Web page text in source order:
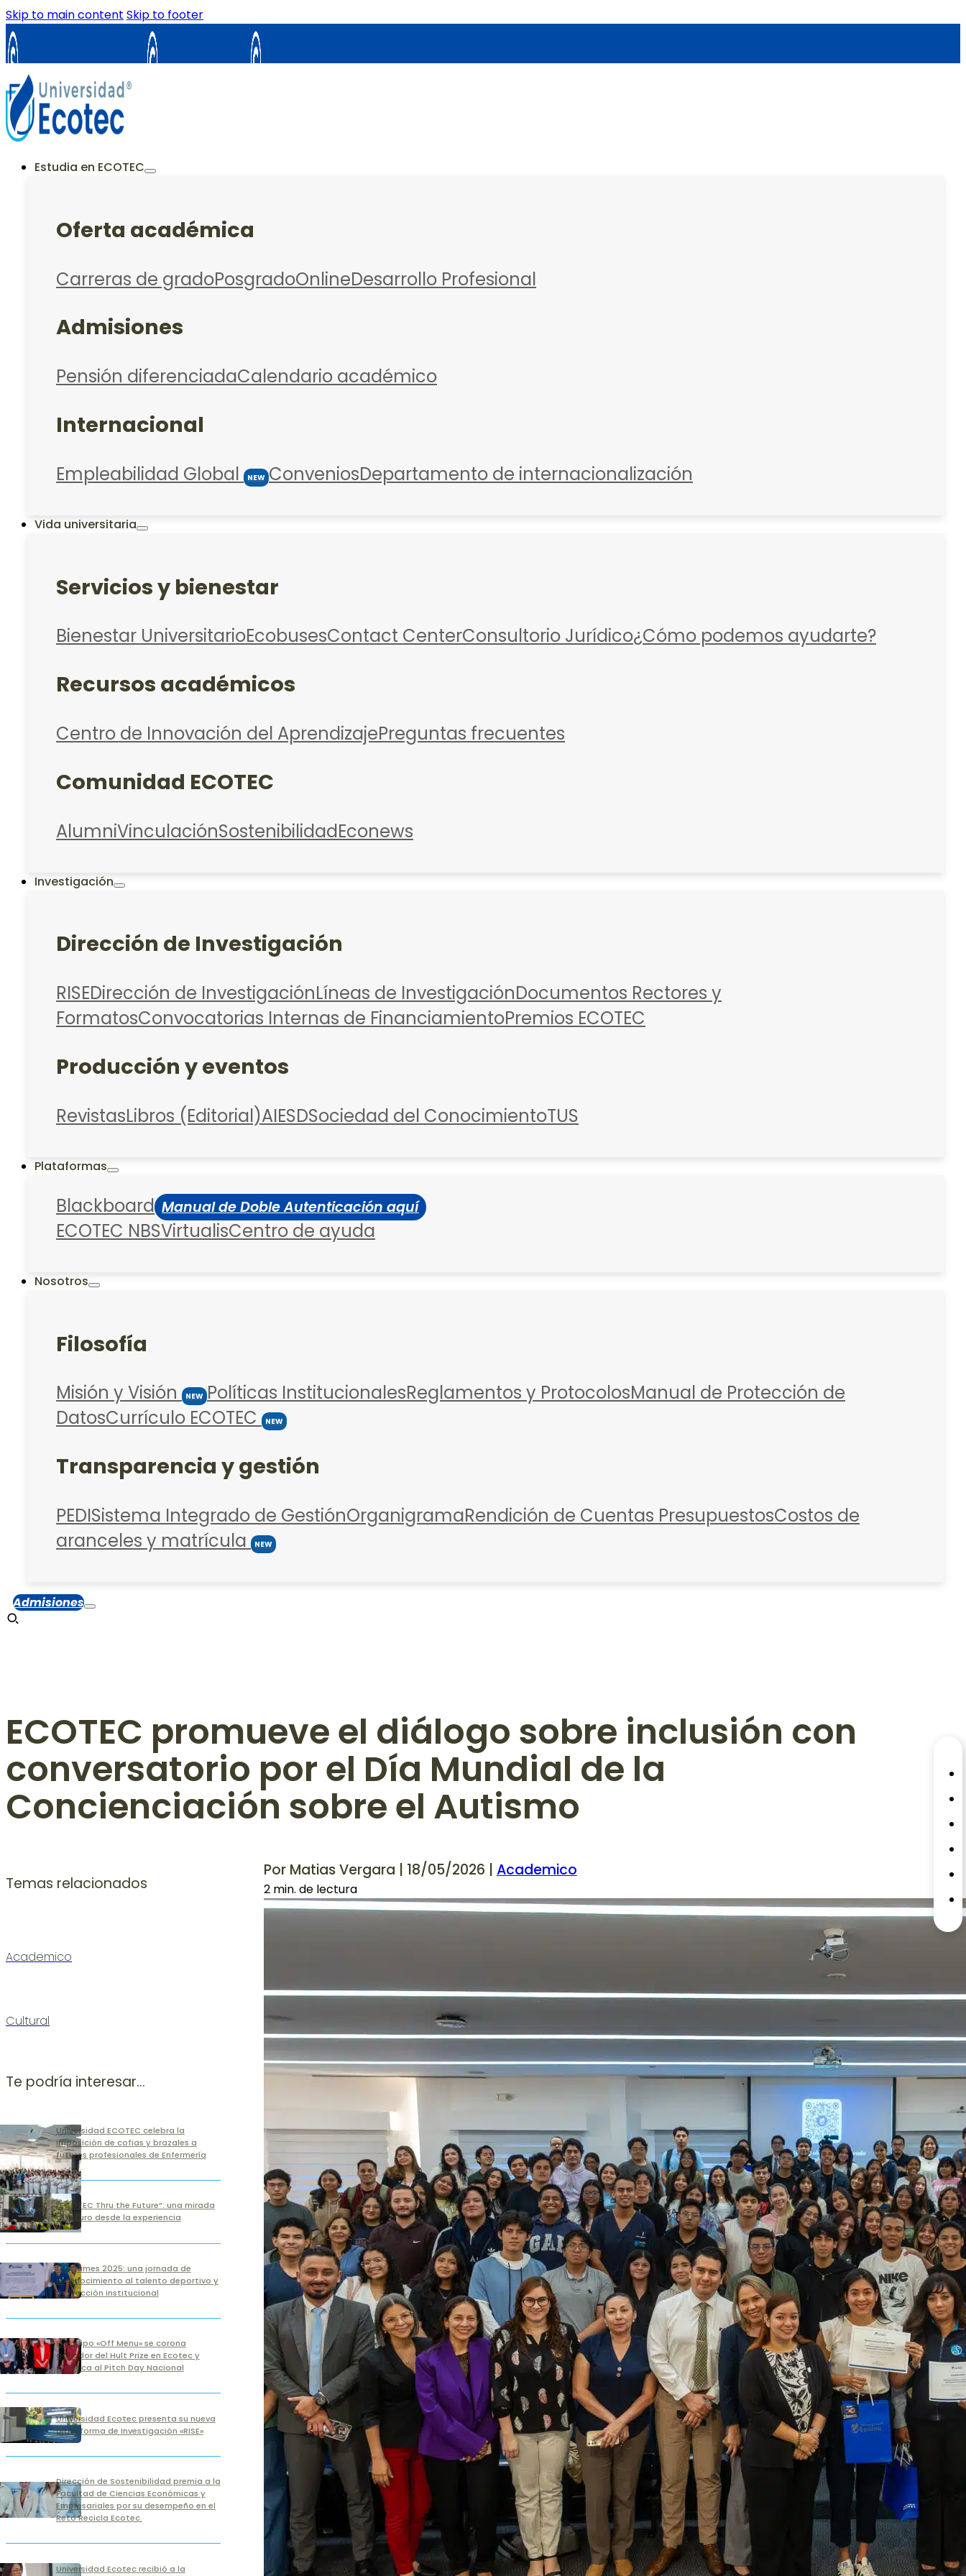
Skip to main content Skip to footer
Samborondón
Estudia en ECOTEC
Oferta académica
Carreras de gradoPosgradoOnlineDesarrollo Profesional
Admisiones
Pensión diferenciadaCalendario académico
Internacional
Empleabilidad Global NEW ConveniosDepartamento de internacionalización
Vida universitaria
Servicios y bienestar
Bienestar UniversitarioEcobusesContact CenterConsultorio Jurídico¿Cómo podemos ayudarte?
Recursos académicos
Centro de Innovación del AprendizajePreguntas frecuentes
Comunidad ECOTEC
AlumniVinculaciónSostenibilidadEconews
Investigación
Dirección de Investigación
RISEDirección de InvestigaciónLíneas de InvestigaciónDocumentos Rectores y
FormatosConvocatorias Internas de FinanciamientoPremios ECOTEC
Producción y eventos
RevistasLibros (Editorial)AIESDSociedad del ConocimientoTUS
Plataformas
Blackboard Manual de Doble Autenticación aquí
ECOTEC NBSVirtualisCentro de ayuda
Nosotros
Filosofía
Misión y Visión NEW Políticas InstitucionalesReglamentos y ProtocolosManual de Protección de
DatosCurrículo ECOTEC NEW
Transparencia y gestión
PEDISistema Integrado de GestiónOrganigramaRendición de Cuentas PresupuestosCostos de
aranceles y matrícula
NEW
Admisiones
ECOTEC promueve el diálogo sobre inclusión con
conversatorio por el Día Mundial de la
Concienciación sobre el Autismo
Temas relacionados
Academico
Cultural
Te podría interesar...
Universidad ECOTEC celebra la
imposición de cofias y brazales a
futuros profesionales de Enfermería
“ECOTEC Thru the Future”: una mirada
al futuro desde la experiencia
Ecogames 2025: una jornada de
reconocimiento al talento deportivo y
proyección institucional
El equipo «Off Menu» se corona
ganador del Hult Prize en Ecotec y
clasifica al Pitch Day Nacional
Universidad Ecotec presenta su nueva
plataforma de Investigación «RISE»
Dirección de Sostenibilidad premia a la
Facultad de Ciencias Económicas y
Empresariales por su desempeño en el
Reto Recicla Ecotec.
Universidad Ecotec recibió a la
Por Matias Vergara | 18/05/2026 | Academico
2 min. de lectura